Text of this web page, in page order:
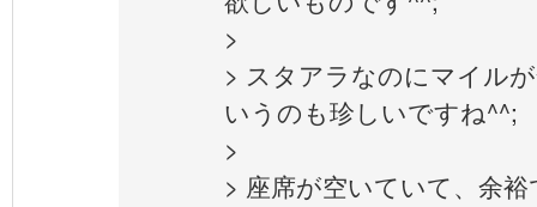
>
> スタアラなのにマイル
いうのも珍しいですね^^;
>
> 座席が空いていて、余